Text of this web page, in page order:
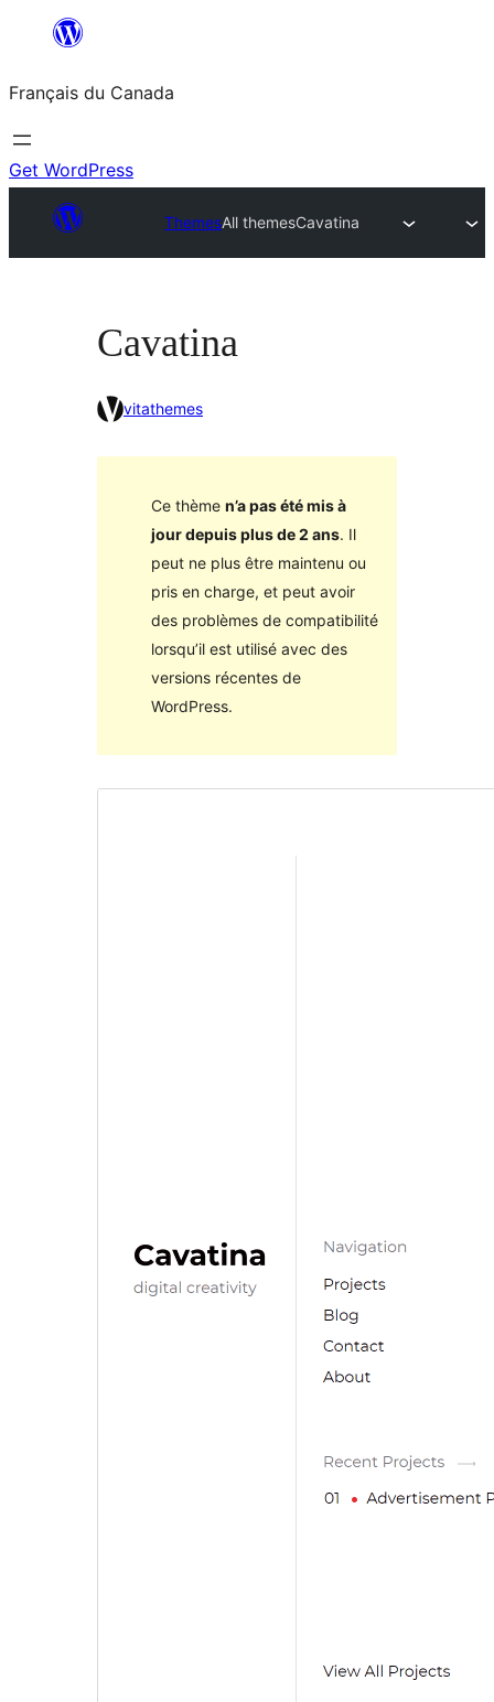
contenu
Français du Canada
Get WordPress
ThemesAll themesCavatina
Cavatina
vitathemes
Ce thème n’a pas été mis à
jour depuis plus de 2 ans. Il
peut ne plus être maintenu ou
pris en charge, et peut avoir
des problèmes de compatibilité
lorsqu’il est utilisé avec des
versions récentes de
WordPress.